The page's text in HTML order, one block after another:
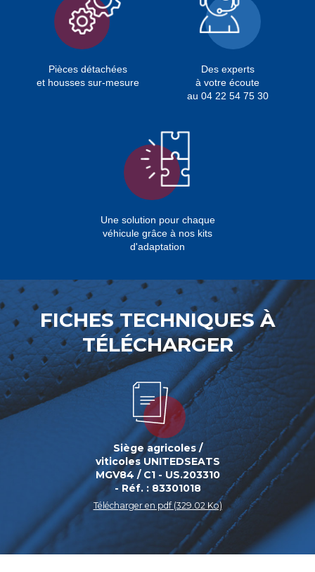
Pièces détachées
et housses sur-mesure
Des experts
à votre écoute
au 04 22 54 75 30
Une solution pour chaque
véhicule grâce à nos kits
d'adaptation
FICHES TECHNIQUES À
TÉLÉCHARGER
Siège agricoles /
viticoles UNITEDSEATS
MGV84 / C1 - US.203310
- Réf. : 83301018
Télécharger en pdf (329.02 Ko)